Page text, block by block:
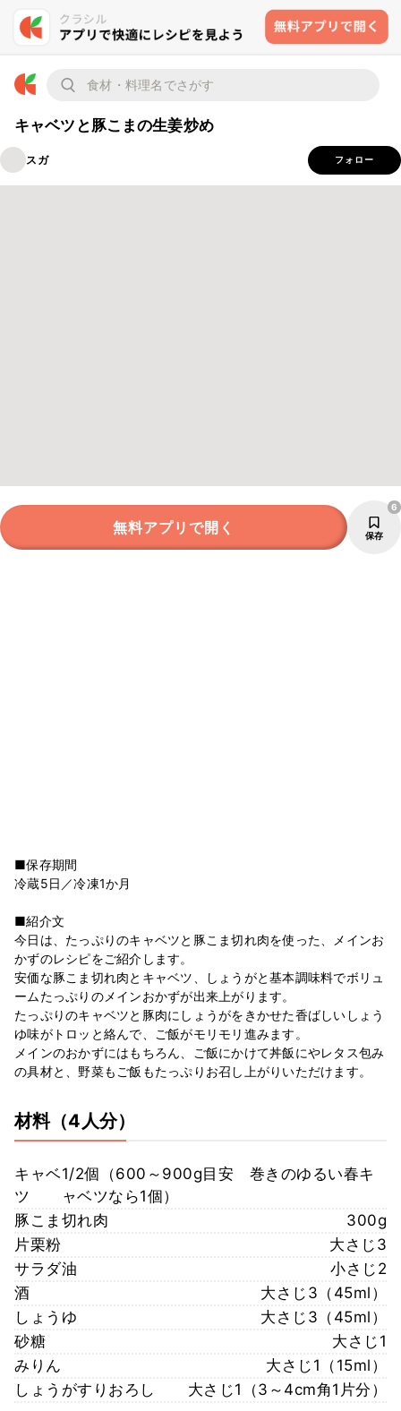
キャベツと豚こまの生姜炒め
スガ フォロー
無料アプリで開く 保存
6
■保存期間
冷蔵5日／冷凍1か月
■紹介文
今日は、たっぷりのキャベツと豚こま切れ肉を使った、メインお
かずのレシピをご紹介します。
安価な豚こま切れ肉とキャベツ、しょうがと基本調味料でボリュ
ームたっぷりのメインおかずが出来上がります。
たっぷりのキャベツと豚肉にしょうがをきかせた香ばしいしょう
ゆ味がトロッと絡んで、ご飯がモリモリ進みます。
メインのおかずにはもちろん、ご飯にかけて丼飯にやレタス包み
の具材と、野菜もご飯もたっぷりお召し上がりいただけます。
材料（4人分）
キャベ
ツ
1/2個（600～900g目安 巻きのゆるい春キ
ャベツなら1個）
豚こま切れ肉
300g
片栗粉
大さじ3
サラダ油
小さじ2
酒
大さじ3（45ml）
しょうゆ
大さじ3（45ml）
砂糖
大さじ1
みりん
大さじ1（15ml）
しょうがすりおろし
大さじ1（3～4cm角1片分）